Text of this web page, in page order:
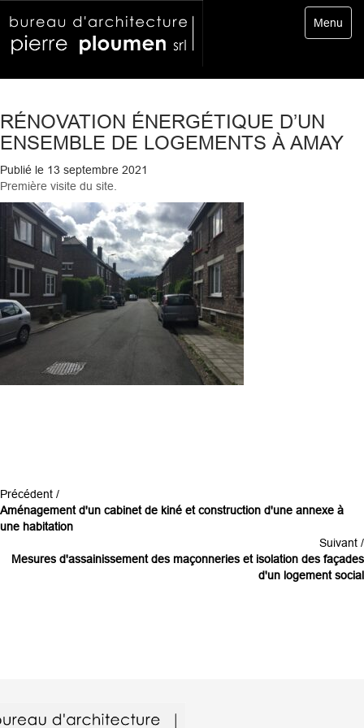
Toggle
Menu
RÉNOVATION ÉNERGÉTIQUE D’UN
ENSEMBLE DE LOGEMENTS À AMAY
Publié le 13 septembre 2021
Première visite du site.
Précédent /
Aménagement d'un cabinet de kiné et construction d'une annexe à
une habitation
Suivant /
Mesures d'assainissement des maçonneries et isolation des façades
d'un logement social